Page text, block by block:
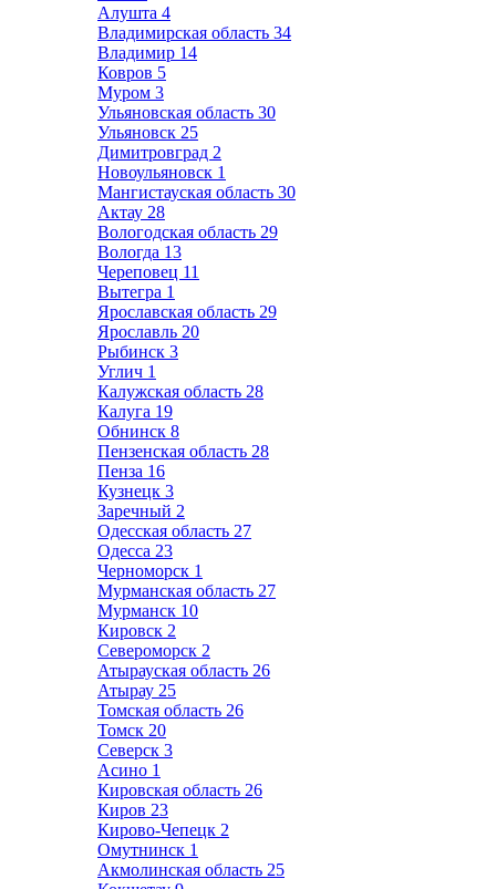
Алушта 4
Владимирская область 34
Владимир 14
Ковров 5
Муром 3
Ульяновская область 30
Ульяновск 25
Димитровград 2
Новоульяновск 1
Мангистауская область 30
Актау 28
Вологодская область 29
Вологда 13
Череповец 11
Вытегра 1
Ярославская область 29
Ярославль 20
Рыбинск 3
Углич 1
Калужская область 28
Калуга 19
Обнинск 8
Пензенская область 28
Пенза 16
Кузнецк 3
Заречный 2
Одесская область 27
Одесса 23
Черноморск 1
Мурманская область 27
Мурманск 10
Кировск 2
Североморск 2
Атырауская область 26
Атырау 25
Томская область 26
Томск 20
Северск 3
Асино 1
Кировская область 26
Киров 23
Кирово-Чепецк 2
Омутнинск 1
Акмолинская область 25